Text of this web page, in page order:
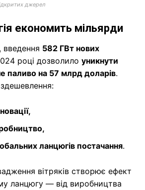
джерел
економить мільярди
введення 582 ГВт нових
році дозволило уникнути
паливо на 57 млрд доларів.
ланцюгів постачання.
вітряків створює ефект
ланцюгу — від виробництва